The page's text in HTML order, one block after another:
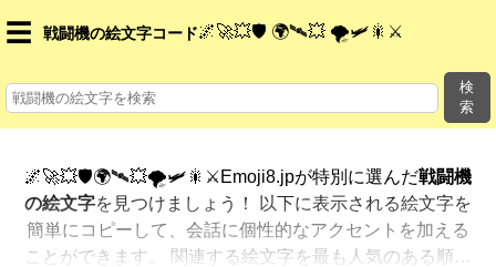
☰ 戦闘機の絵文字コード 🌌🚀💥🛡️ 🌍🛰️💥 🌪️🛩️🎇⚔️
検
索
🌌🚀💥🛡️🌍🛰️💥🌪️🛩️🎇⚔️Emoji8.jpが特別に選んだ戦闘機
の絵文字を見つけましょう！ 以下に表示される絵文字を
簡単にコピーして、会話に個性的なアクセントを加える
ことができます。 関連する絵文字を最も人気のある順に